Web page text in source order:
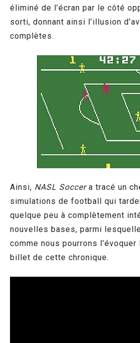
éliminé de l’écran par le côté
sorti, donnant ainsi l’illusion
complètes.
Ainsi, NASL Soccera tracé un
simulations de football qui
quelque peu à complètement
nouvelles bases, parmi
comme nous pourrons
billet de cette chronique.